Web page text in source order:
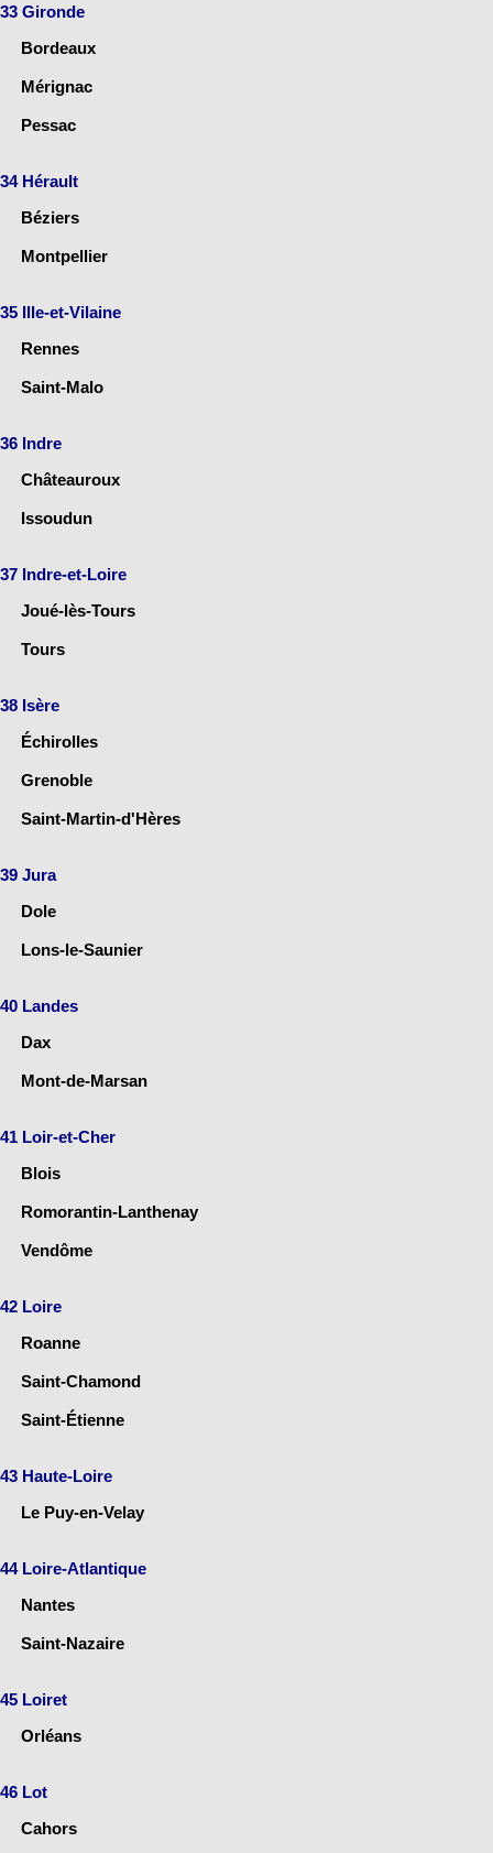
33 Gironde
Bordeaux
Mérignac
Pessac
34 Hérault
Béziers
Montpellier
35 Ille-et-Vilaine
Rennes
Saint-Malo
36 Indre
Châteauroux
Issoudun
37 Indre-et-Loire
Joué-lès-Tours
Tours
38 Isère
Échirolles
Grenoble
Saint-Martin-d'Hères
39 Jura
Dole
Lons-le-Saunier
40 Landes
Dax
Mont-de-Marsan
41 Loir-et-Cher
Blois
Romorantin-Lanthenay
Vendôme
42 Loire
Roanne
Saint-Chamond
Saint-Étienne
43 Haute-Loire
Le Puy-en-Velay
44 Loire-Atlantique
Nantes
Saint-Nazaire
45 Loiret
Orléans
46 Lot
Cahors